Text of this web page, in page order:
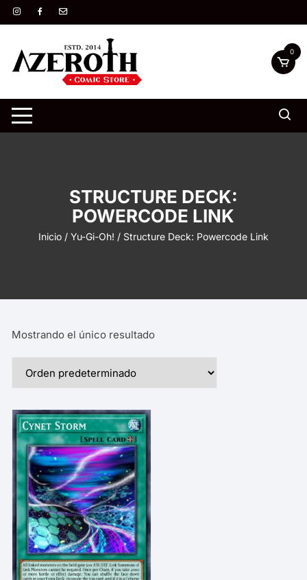
Saltar
al
0
STRUCTURE DECK:
POWERCODE LINK
Inicio/ Yu-Gi-Oh! / Structure Deck: Powercode Link
Mostrando el único resultado